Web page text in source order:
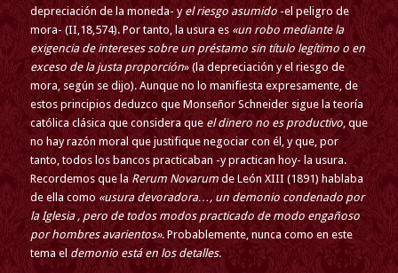
depreciación de la moneda- y el riesgo asumido-el peligro de
mora- (II,18,574). Por tanto, la usura es «un robo mediante la
exigencia de intereses sobre un préstamo sin título legítimo o en
exceso de la justa proporción» (la depreciación y el riesgo de
mora, según se dijo). Aunque no lo manifiesta expresamente, de
estos principios deduzco que Monseñor Schneider sigue la teoría
católica clásica que considera que el dinero no es productivo, que
no hay razón moral que justifique negociar con él, y que, por
tanto, todos los bancos practicaban -y practican hoy- la usura.
Recordemos que la Rerum Novarumde León XIII (1891) hablaba
de ella como «usura devoradora…, un demonio condenado por
la Iglesia , pero de todos modos practicado de modo engañoso
por hombres avarientos». Probablemente, nunca como en este
tema el demonio está en los detalles.